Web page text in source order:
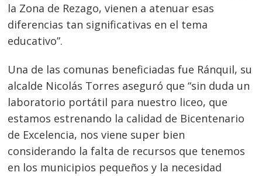
la Zona de Rezago, vienen a atenuar esas
diferencias tan significativas en el tema
educativo”.
Una de las comunas beneficiadas fue Ránquil, su
alcalde Nicolás Torres aseguró que “sin duda un
laboratorio portátil para nuestro liceo, que
estamos estrenando la calidad de Bicentenario
de Excelencia, nos viene super bien
considerando la falta de recursos que tenemos
en los municipios pequeños y la necesidad
Navegación
de
entradas